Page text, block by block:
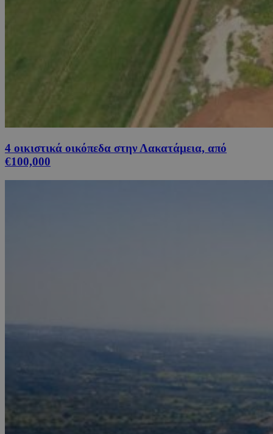
4 οικιστικά οικόπεδα στην Λακατάμεια, από
€100,000